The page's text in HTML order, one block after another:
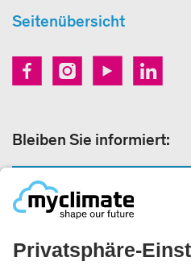
Seitenübersicht
Bleiben Sie informiert:
Rechtliches: